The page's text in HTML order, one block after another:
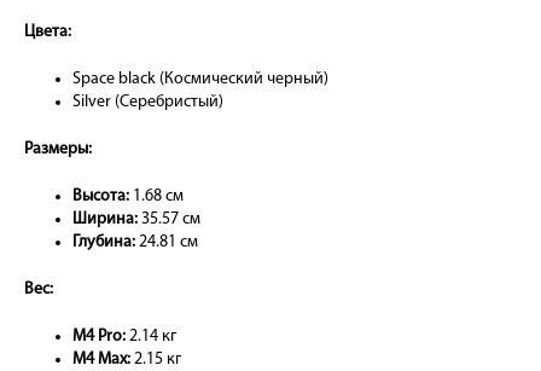
Цвета:
Space black (Космический черный)
Silver (Серебристый)
Размеры:
Высота: 1.68 см
Ширина: 35.57 см
Глубина: 24.81 см
Вес:
M4 Pro: 2.14 кг
M4 Max: 2.15 кг